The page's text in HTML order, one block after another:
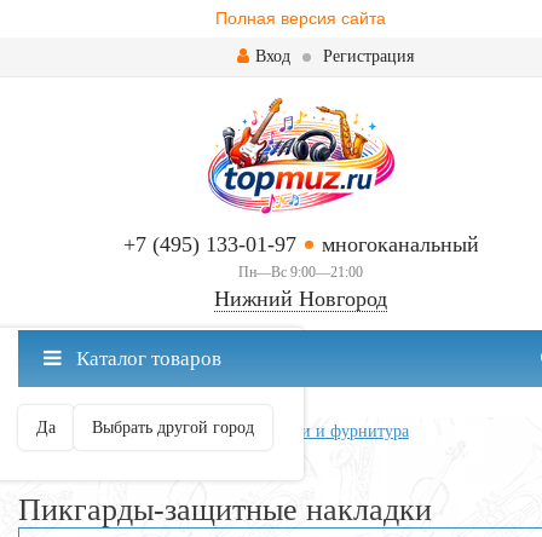
Полная версия сайта
Вход Регистрация
+7 (495) 133-01-97 многоканальный
Пн—Вс 9:00—21:00
Нижний Новгород
Нижний Новгород ваш город?
Да Выбрать другой город
Каталог товаров
Главная Всё для гитары
Запчасти и фурнитура
Пикгарды-защитные накладки